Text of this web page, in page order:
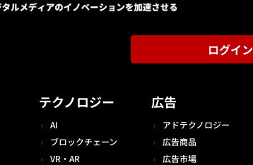
ログイン
テクノロジー
AI
ブロックチェーン
VR・AR
広告
アドテクノロジー
広告商品
広告市場